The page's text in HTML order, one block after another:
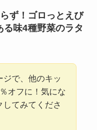
ず！ゴロっとえび
る味4種野菜のラタ
ジで、他のキッ
オフに！気にな
してみてくださ